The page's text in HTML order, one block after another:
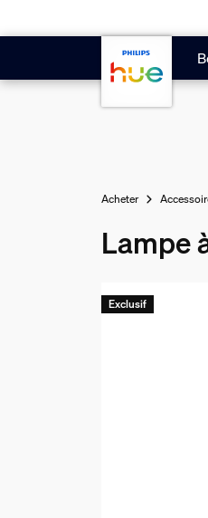
Acheter
Lampe
Exclusif